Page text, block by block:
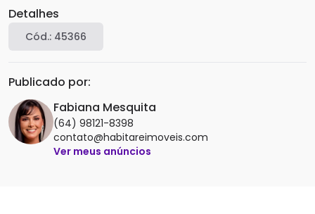
Detalhes
Cód.: 45366
Publicado por:
Fabiana Mesquita
(64) 98121-8398
contato@habitareimoveis.com
Ver meus anúncios